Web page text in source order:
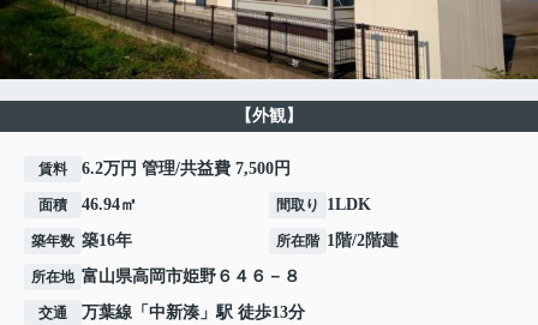
【外観】
賃料 6.2万円 管理/共益費 7,500円
面積 46.94㎡ 間取り 1LDK
築年数 築16年 所在階 1階/2階建
所在地 富山県高岡市姫野 ６４６－８
交通 万葉線 「 中新湊 」駅 徒歩13分